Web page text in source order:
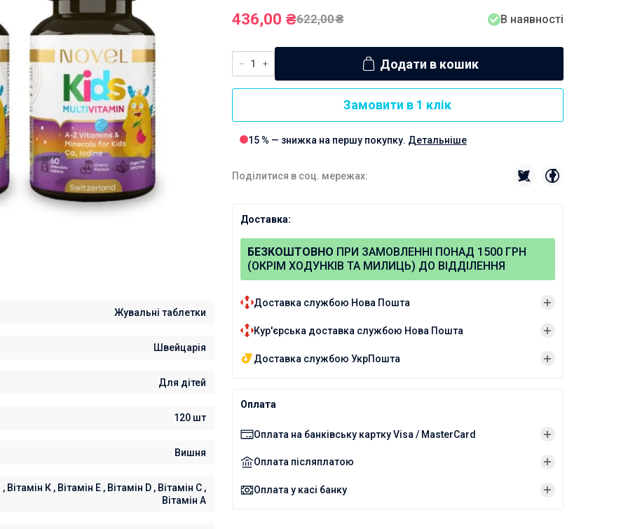
Манжети для
тонометрів
436,00 ₴622,00₴ В наявності
Додати в кошик
Замовити в 1 клік
15 % — знижка на першу покупку. Детальніше
Поділитися в соц. мережах:
Доставка:
БЕЗКОШТОВНО ПРИ ЗАМОВЛЕННІ ПОНАД 1500 ГРН
(ОКРІМ ХОДУНКІВ ТА МИЛИЦЬ) ДО ВІДДІЛЕННЯ
Доставка службою Нова Пошта
Кур'єрська доставка службою Нова Пошта
Доставка службою УкрПошта
Оплата
Оплата на банківську картку Visa / MasterCard
Оплата післяплатою
Оплата у касі банку
Жувальні таблетки
Швейцарія
Для дітей
120 шт
Вишня
К , Вітамін Е , Вітамін D , Вітамін C ,
Вітамін А